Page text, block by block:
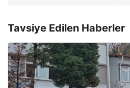
Tavsiye Edilen Haberler